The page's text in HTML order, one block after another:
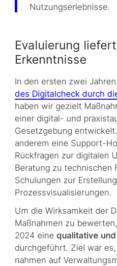
Nutzungserlebnisse.
Evaluierung
Erkenntnisse
In den ersten zwei
des Digitalcheck durch
haben wir gezielt
einer digital- und
Gesetzgebung
anderem eine Support-
Rückfragen zur digitalen
Beratung zu technischen
Schulungen zur
Prozessvisualisierungen.
Um die Wirksamkeit der
Maßnahmen zu
2024 eine qualitative
durchgeführt. Ziel war
nah­men auf